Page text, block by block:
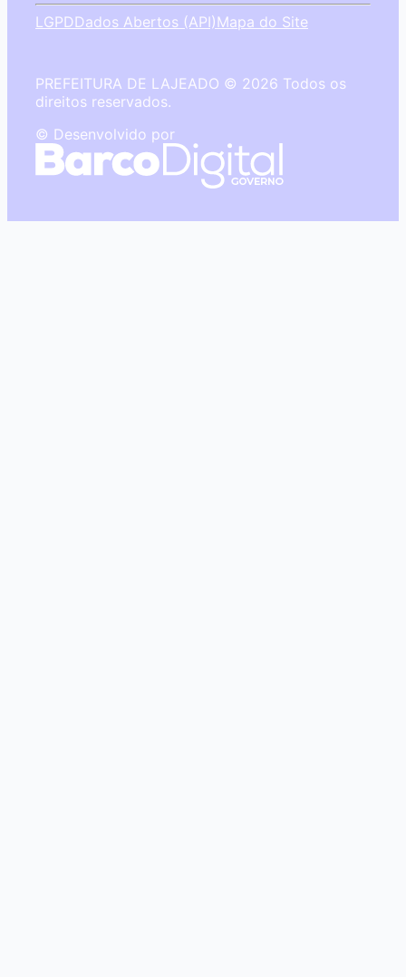
LGPDDados Abertos (API)Mapa do Site
PREFEITURA DE LAJEADO © 2026 Todos os
direitos reservados.
© Desenvolvido por